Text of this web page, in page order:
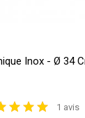
Inox - Ø 34
1 avis